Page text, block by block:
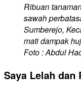
Ribuan
sawah
Sumberejo,
mati dampak
Foto : Abdul
Saya Lelah dan